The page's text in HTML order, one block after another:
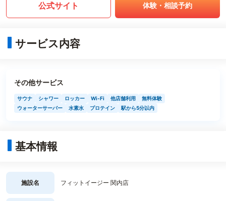
公式サイト 体験・相談予約
サービス内容
その他サービス
サウナ シャワー ロッカー Wi-Fi 他店舗利用
無料体験
ウォーターサーバー
水素水 プロテイン 駅から5分以内
基本情報
施設名 フィットイージー 関内店